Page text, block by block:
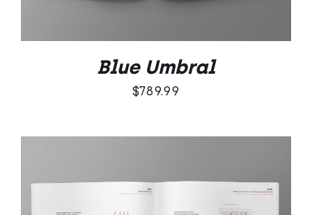
Blue Umbral
$789.99